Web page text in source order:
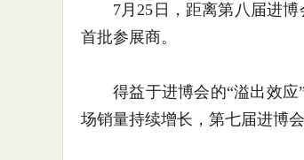
7月25日，距离第八届进博
首批参展商。
得益于进博会的“溢出效应”
场销量持续增长，第七届进博